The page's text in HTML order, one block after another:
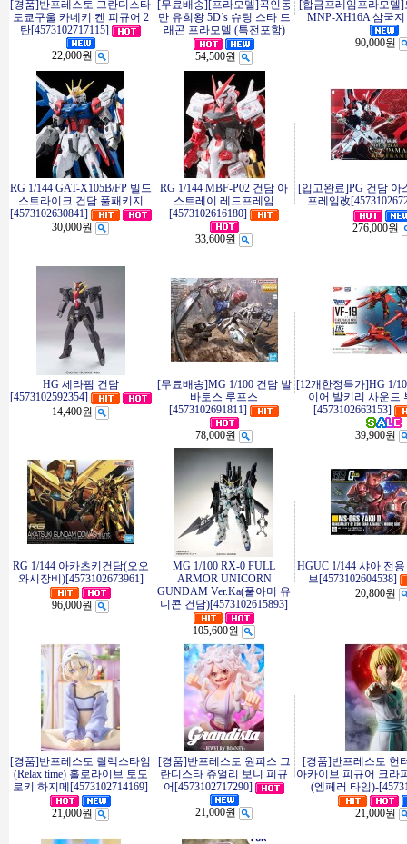
[경품]반프레스토 그란디스타
도쿄구울 카네키 켄 피규어 2
탄[4573102717115]
22,000원
[무료배송][프라모델]곡인동
만 유희왕 5D’s 슈팅 스타 드
래곤 프라모델 (특전포함)
54,500원
[합금프레임프라모델
MNP-XH16A 삼국지
90,000원
RG 1/144 GAT-X105B/FP 빌드
스트라이크 건담 풀패키지
[4573102630841]
30,000원
RG 1/144 MBF-P02 건담 아
스트레이 레드프레임
[4573102616180]
33,600원
[입고완료]PG 건담 아
프레임改
276,000원
HG 세라핌 건담
[4573102592354]
14,400원
[무료배송]MG 1/100 건담 발
바토스 루프스
[4573102691811]
78,000원
[12개한정특가]HG 1/
이어 발키리 사운드
[4573102663153]
39,900원
RG 1/144 아카츠키건담(오오
와시장비)[4573102673961]
96,000원
MG 1/100 RX-0 FULL
ARMOR UNICORN
GUNDAM Ver.Ka(풀아머 유
니콘 건담)[4573102615893]
105,600원
HGUC 1/144 샤아 전
브[4573102604538]
20,800원
[경품]반프레스토 릴렉스타임
(Relax time) 홀로라이브 토도
로키 하지메[4573102714169]
21,000원
[경품]반프레스토 원피스 그
란디스타 쥬얼리 보니 피규
어[4573102717290]
21,000원
[경품]반프레스토 헌
아카이브 피규어 크라
(엠페러 타임)-
21,000원